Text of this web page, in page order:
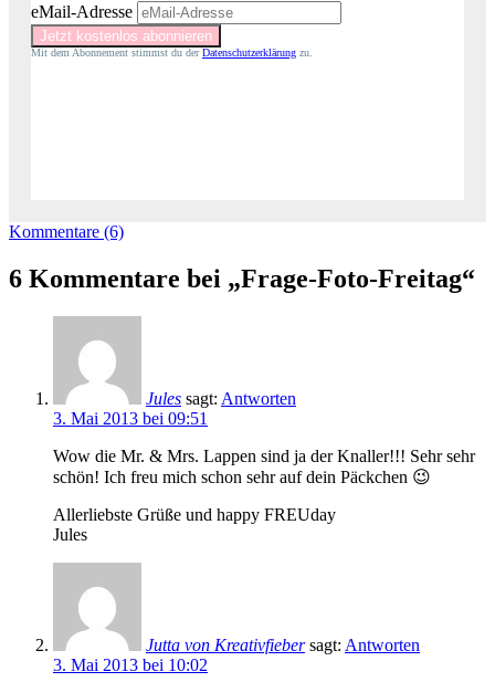
eMail-Adresse
Mit dem Abonnement stimmst du derDatenschutzerklärung zu.
Kommentare (6)
6 Kommentare bei „Frage-Foto-Freitag“
Jules sagt: Antworten
3. Mai 2013 bei 09:51
Wow die Mr. & Mrs. Lappen sind ja der Knaller!!! Sehr sehr
schön! Ich freu mich schon sehr auf dein Päckchen 😉
Allerliebste Grüße und happy FREUday
Jules
Jutta von Kreativfieber sagt: Antworten
3. Mai 2013 bei 10:02